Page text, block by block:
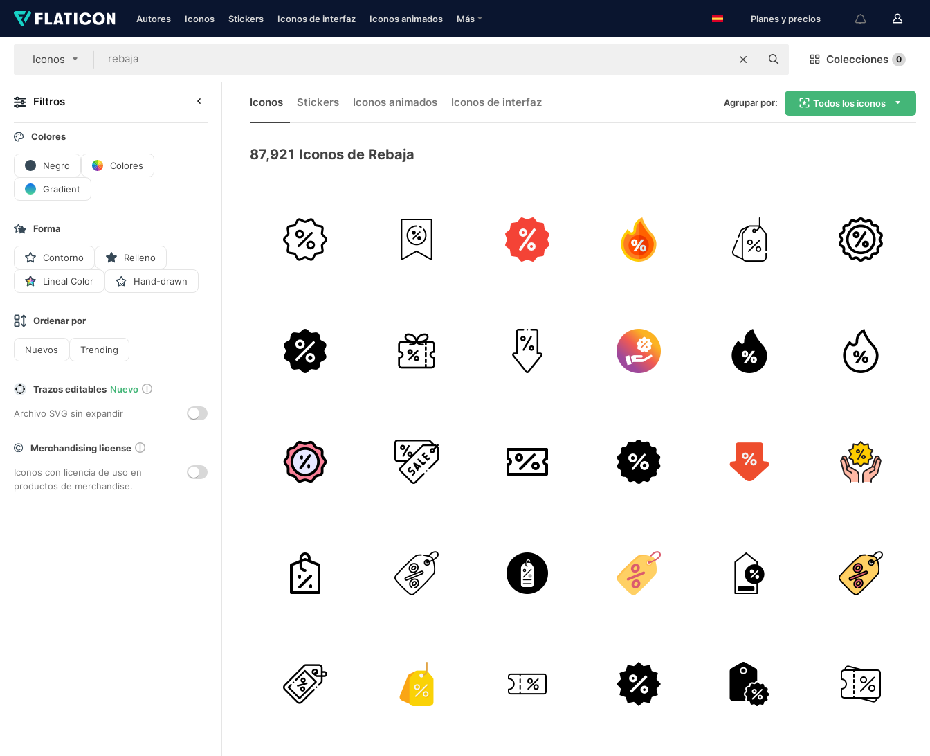
Autores Iconos Stickers Iconos de interfaz Iconos animados Más Planes y precios
Iconos Colecciones 0
Filtros
Colores
Negro Colores
Gradient
Forma
Contorno Relleno
Lineal Color Hand-drawn
Ordenar por
Nuevos Trending
Trazos editables Nuevo
Archivo SVG sin expandir
Merchandising license
Iconos con licencia de uso en
productos de merchandise.
Iconos Stickers Iconos animados Iconos de interfaz Agrupar por: Todos los iconos
87,921 Iconos de Rebaja